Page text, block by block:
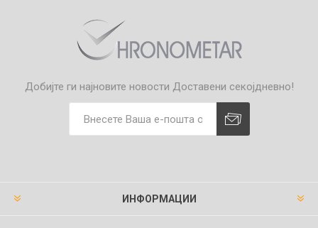
Добијте ги најновите новости Доставени секојдневно!
ИНФОРМАЦИИ